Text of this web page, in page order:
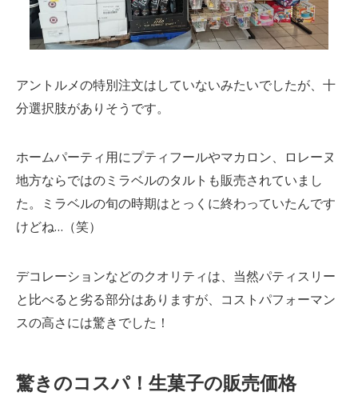
アントルメの特別注文はしていないみたいでしたが、十
分選択肢がありそうです。
ホームパーティ用にプティフールやマカロン、ロレーヌ
地方ならではのミラベルのタルトも販売されていまし
た。ミラベルの旬の時期はとっくに終わっていたんです
けどね…（笑）
デコレーションなどのクオリティは、当然パティスリー
と比べると劣る部分はありますが、コストパフォーマン
スの高さには驚きでした！
驚きのコスパ！生菓子の販売価格